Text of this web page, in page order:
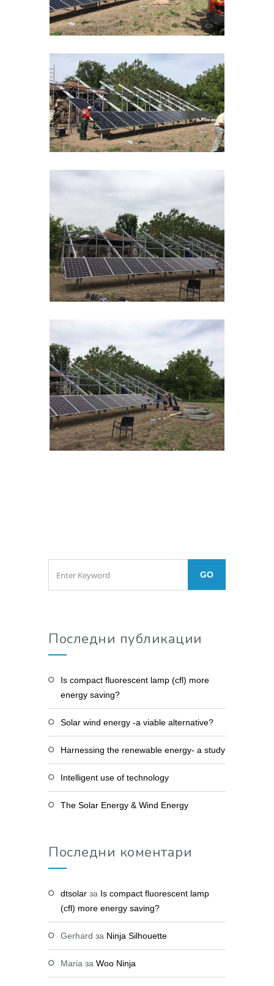
Последни публикации
Is compact fluorescent lamp (cfl) more
energy saving?
Solar wind energy -a viable alternative?
Harnessing the renewable energy- a study
Intelligent use of technology
The Solar Energy & Wind Energy
Последни коментари
dtsolar за Is compact fluorescent lamp
(cfl) more energy saving?
Gerhard за Ninja Silhouette
Maria за Woo Ninja